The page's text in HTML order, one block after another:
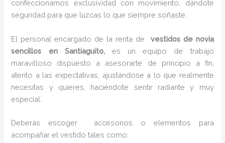
confeccionamos exclusividad con movimiento, dándote
seguridad para que luzcas lo que siempre soñaste.
El personal encargado de la renta de vestidos de novia
sencillos en Santiaguito,es un equipo de trabajo
maravilloso dispuesto a asesorarte de principio a fin,
atento a las expectativas, ajustándose a lo que realmente
necesitas y quieres, haciéndote sentir radiante y muy
especial.
Deberás escoger accesorios o elementos para
acompañar el vestido tales como: